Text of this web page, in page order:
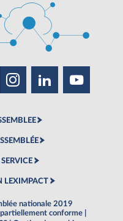
LEXIMPACT
nationale 2019
conforme